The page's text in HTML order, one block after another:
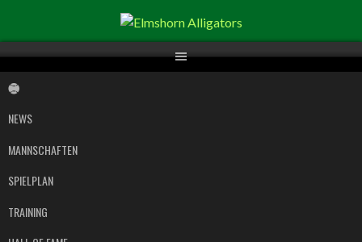
Inhalt
NEWS
MANNSCHAFTEN
SPIELPLAN
TRAINING